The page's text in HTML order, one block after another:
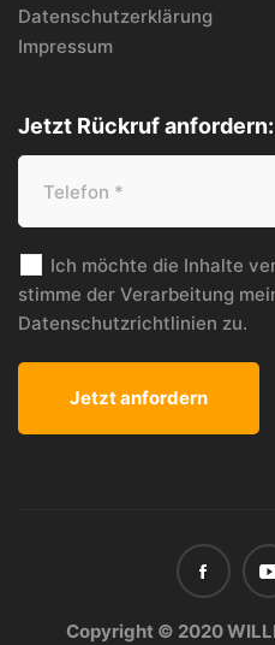
Datenschutzerklärung
Impressum
Jetzt Rückruf anfordern:
Ich möchte die Inhalte
stimme der Verarbeitung
Datenschutzrichtlinien zu.
Copyright © 2020